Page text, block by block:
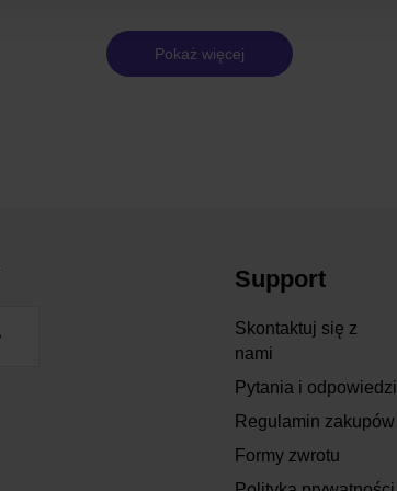
Pokaż więcej
Support
Skontaktuj się z
nami
Pytania i odpowiedzi
Regulamin zakupów
Formy zwrotu